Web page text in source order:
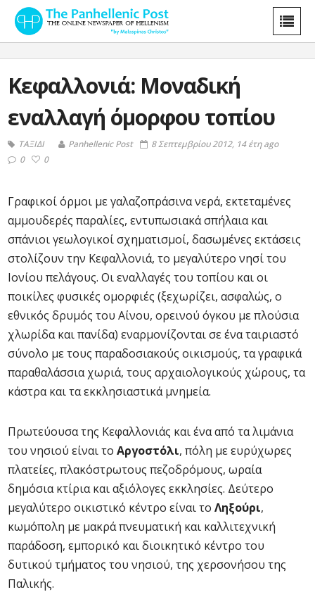
Κεφαλλονιά: Μοναδική
εναλλαγή όμορφου τοπίου
ΤΑΞΙΔΙ Panhellenic Post
8 Σεπτεμβρίου 2012, 14 έτη ago
0
0
Γραφικοί όρμοι με γαλαζοπράσινα νερά, εκτεταμένες
αμμουδερές παραλίες, εντυπωσιακά σπήλαια και
σπάνιοι γεωλογικοί σχηματισμοί, δασωμένες εκτάσεις
στολίζουν την Κεφαλλονιά, το μεγαλύτερο νησί του
Ιονίου πελάγους. Οι εναλλαγές του τοπίου και οι
ποικίλες φυσικές ομορφιές (ξεχωρίζει, ασφαλώς, ο
εθνικός δρυμός του Αίνου, ορεινού όγκου με πλούσια
χλωρίδα και πανίδα) εναρμονίζονται σε ένα ταιριαστό
σύνολο με τους παραδοσιακούς οικισμούς, τα γραφικά
παραθαλάσσια χωριά, τους αρχαιολογικούς χώρους, τα
κάστρα και τα εκκλησιαστικά μνημεία.
Πρωτεύουσα της Κεφαλλονιάς και ένα από τα λιμάνια
του νησιού είναι το Αργοστόλι, πόλη με ευρύχωρες
πλατείες, πλακόστρωτους πεζοδρόμους, ωραία
δημόσια κτίρια και αξιόλογες εκκλησίες. Δεύτερο
μεγαλύτερο οικιστικό κέντρο είναι το Ληξούρι,
κωμόπολη με μακρά πνευματική και καλλιτεχνική
παράδοση, εμπορικό και διοικητικό κέντρο του
δυτικού τμήματος του νησιού, της χερσονήσου της
Παλικής.